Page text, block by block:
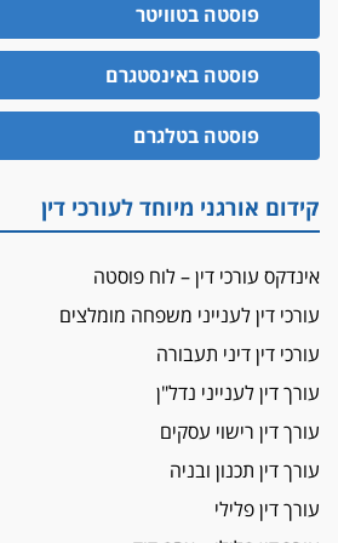
האופנוע חזר הביתה
עו"ד גיל פרידמן והרפתקאות
הזכות לטנף
זוכה עורך-דין שהשווה את ברק
מאסר לעורך הדין
פיקטיביות בשם פלסטינים
על המידתיות
ביה"ד המשמעתי ביטל השעיה
עורכת-דין שהביעה שמחה ב-7 באוקטובר
אשם
עו"ד הלל בבייב הורשע בהונאת
ההסדר: 7-9 שנות מאסר
דין ומקרקעין
פוסטה בטוויטר
פוסטה באינסטגרם
פוסטה בטלגרם
קידום אורגני מיוחד לעורכי דין
אינדקס עורכי דין – לוח פוסטה
עורכי דין לענייני משפחה מומלצים
עורכי דין דיני תעבורה
עורך דין לענייני נדל"ן
עורך דין רישוי עסקים
עורך דין תכנון ובניה
עורך דין פלילי